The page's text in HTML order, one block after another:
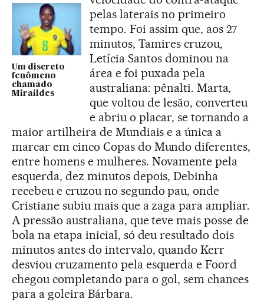
Um discreto
fenômeno
chamado
Miraildes
pelas laterais no primeiro
tempo. Foi assim que, aos 27
minutos, Tamires cruzou,
Letícia Santos dominou na
área e foi puxada pela
australiana: pênalti. Marta,
que voltou de lesão, converteu
e abriu o placar, se tornando a
maior artilheira de Mundiais e a única a
marcar em cinco Copas do Mundo diferentes,
entre homens e mulheres. Novamente pela
esquerda, dez minutos depois, Debinha
recebeu e cruzou no segundo pau, onde
Cristiane subiu mais que a zaga para ampliar.
A pressão australiana, que teve mais posse de
bola na etapa inicial, só deu resultado dois
minutos antes do intervalo, quando Kerr
desviou cruzamento pela esquerda e Foord
chegou completando para o gol, sem chances
para a goleira Bárbara.